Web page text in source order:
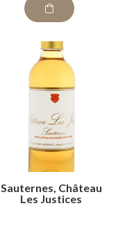
Sauternes, Château
Les Justices